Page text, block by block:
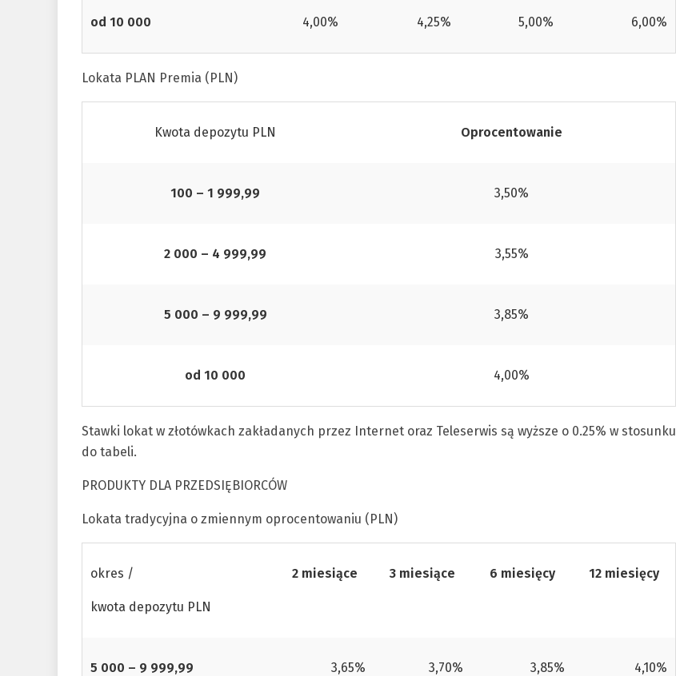
od 10 000 4,00% 4,25% 5,00% 6,00%
Lokata PLAN Premia (PLN)
Kwota depozytu PLN Oprocentowanie
100 – 1 999,99 3,50%
2 000 – 4 999,99 3,55%
5 000 – 9 999,99 3,85%
od 10 000 4,00%
Stawki lokat w złotówkach zakładanych przez Internet oraz Teleserwis są wyższe o 0.25% w stosunku
do tabeli.
PRODUKTY DLA PRZEDSIĘBIORCÓW
Lokata tradycyjna o zmiennym oprocentowaniu (PLN)
okres /
kwota depozytu PLN
2 miesiące 3 miesiące 6 miesięcy 12 miesięcy
5 000 – 9 999,99 3,65% 3,70% 3,85% 4,10%